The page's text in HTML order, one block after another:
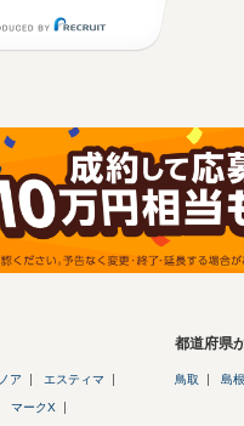
ノア エスティマ
マークX
都道府県
鳥取 島根